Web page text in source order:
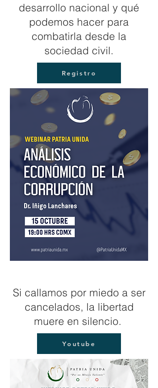
desarrollo nacional y qué
podemos hacer para
combatirla desde la
sociedad civil.
Registro
Si callamos por miedo a ser
cancelados, la libertad
muere en silencio.
Youtube